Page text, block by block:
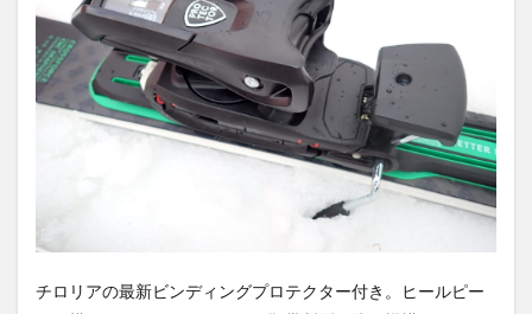
チロリアの最新ビンディングプロテクター付き。ヒールピー